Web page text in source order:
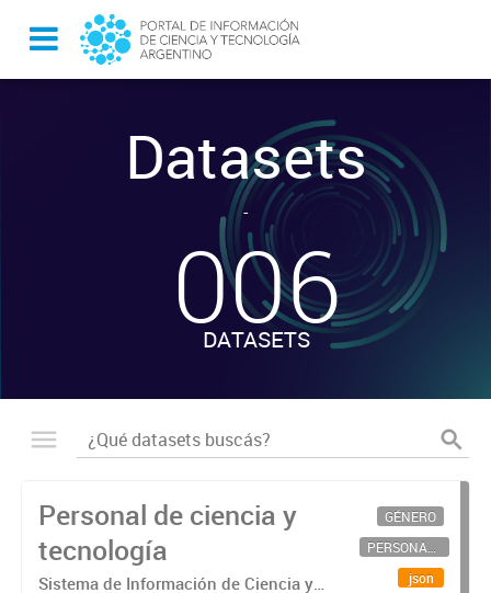
Datasets
-
006
DATASETS
Personal de ciencia y
tecnología
Sistema de Información de Ciencia y
GÉNERO
PERSONAL CIENTÍFICO-TECNOLÓGICO
json